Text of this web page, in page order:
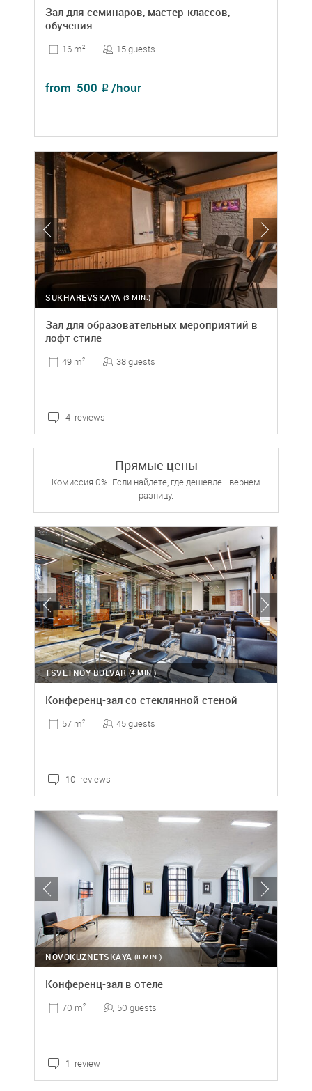
Зал для семинаров, мастер-классов,
обучения
16 m2 15 guests
from 500 ₽ /hour
(3 MIN.)
SUKHAREVSKAYA
Зал для образовательных мероприятий в
лофт стиле
49 m2 38 guests
4 reviews
Прямые цены
Комиссия 0%. Если найдете, где дешевле - вернем
разницу.
(4 MIN.)
TSVETNOY BULVAR
Конференц-зал со стеклянной стеной
57 m2 45 guests
10 reviews
(8 MIN.)
NOVOKUZNETSKAYA
Конференц-зал в отеле
70 m2 50 guests
1 review